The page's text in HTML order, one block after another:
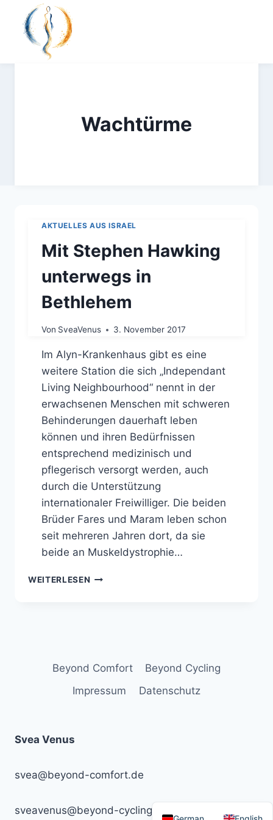
Inhalt
springen
Wachtürme
AKTUELLES AUS ISRAEL
Mit Stephen Hawking
unterwegs in
Bethlehem
Von SveaVenus 3. November 2017
Im Alyn-Krankenhaus gibt es eine
weitere Station die sich „Independant
Living Neighbourhood“ nennt in der
erwachsenen Menschen mit schweren
Behinderungen dauerhaft leben
können und ihren Bedürfnissen
entsprechend medizinisch und
pflegerisch versorgt werden, auch
durch die Unterstützung
internationaler Freiwilliger. Die beiden
Brüder Fares und Maram leben schon
seit mehreren Jahren dort, da sie
beide an Muskeldystrophie…
WEITERLESEN MIT
Beyond Comfort
Beyond Cycling
Impressum
Datenschutz
Svea Venus
svea@beyond-comfort.de
sveavenus@beyond-cycling.de